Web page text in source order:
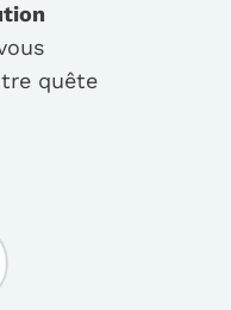
quête